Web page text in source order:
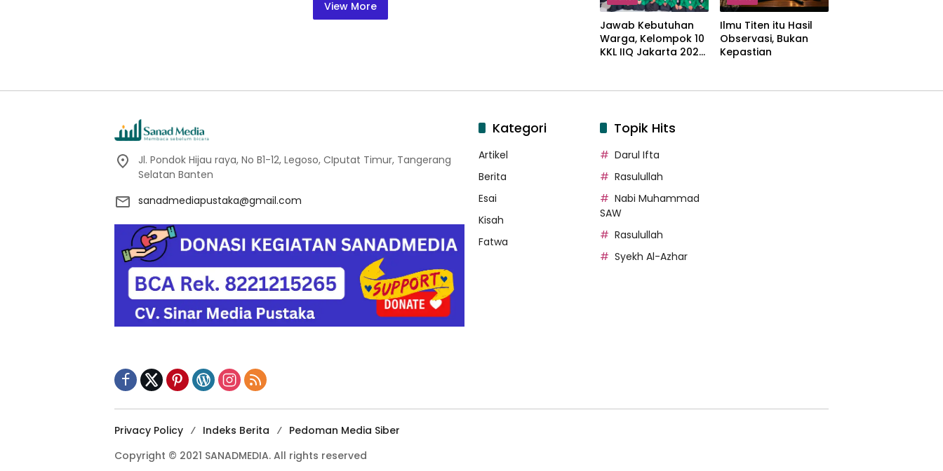
View More
Jawab Kebutuhan
Warga, Kelompok 10
KKL IIQ Jakarta 2026
Sukamanah
Ilmu Titen itu Hasil
Observasi, Bukan
Kepastian
Jl. Pondok Hijau raya, No B1-12, Legoso, CIputat Timur, Tangerang
Selatan Banten
sanadmediapustaka@gmail.com
Kategori
Artikel
Berita
Esai
Kisah
Fatwa
Topik Hits
Darul Ifta
Rasulullah
Nabi Muhammad
SAW
Rasulullah
Syekh Al-Azhar
Privacy Policy Indeks Berita
Pedoman Media Siber
Copyright © 2021 SANADMEDIA. All rights reserved